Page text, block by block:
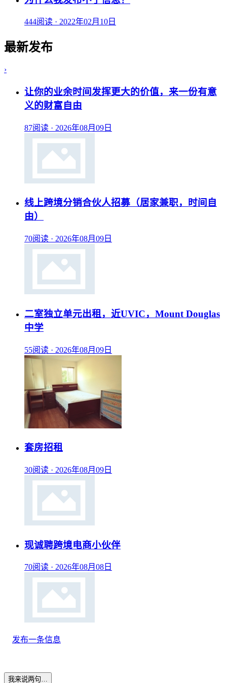
444阅读 · 2022年02月10日
最新发布
›
让你的业余时间发挥更大的价值，来一份有意
义的财富自由
87阅读 · 2026年08月09日
线上跨境分销合伙人招募（居家兼职，时间自
由）
70阅读 · 2026年08月09日
二室独立单元出租，近UVIC，Mount Douglas
中学
55阅读 · 2026年08月09日
套房招租
30阅读 · 2026年08月09日
现诚聘跨境电商小伙伴
70阅读 · 2026年08月08日
发布一条信息
我来说两句…